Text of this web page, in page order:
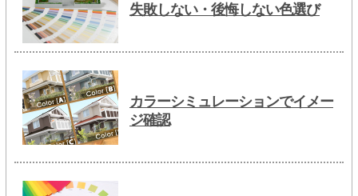
失敗しない・後悔しない色選び
カラーシミュレーションでイメー
ジ確認